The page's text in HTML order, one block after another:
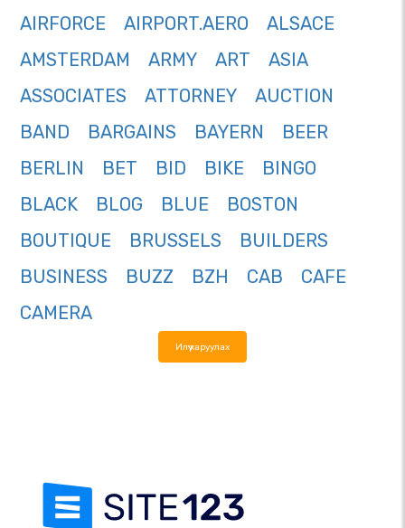
AIRFORCE
AIRPORT.AERO
ALSACE
AMSTERDAM
ARMY ART
ASIA
ASSOCIATES
ATTORNEY
AUCTION
BAND
BARGAINS BAYERN
BEER
BERLIN
BET BID BIKE
BINGO
BLACK
BLOG BLUE
BOSTON
BOUTIQUE
BRUSSELS
BUILDERS
BUSINESS
BUZZ BZH CAB
CAFE
CAMERA
Илүү харуулах